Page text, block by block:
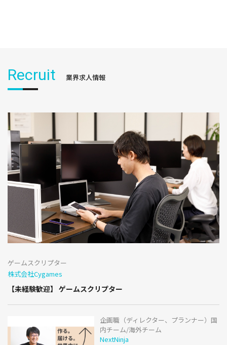
Recruit 業界求人情報
ゲームスクリプター
株式会社Cygames
【未経験歓迎】 ゲームスクリプター
企画職（ディレクター、プランナー）国
内チーム/海外チーム
NextNinja